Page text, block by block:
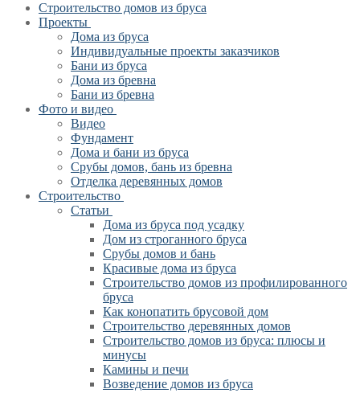
Строительство домов из бруса
Проекты
Дома из бруса
Индивидуальные проекты заказчиков
Бани из бруса
Дома из бревна
Бани из бревна
Фото и видео
Видео
Фундамент
Дома и бани из бруса
Срубы домов, бань из бревна
Отделка деревянных домов
Строительство
Статьи
Дома из бруса под усадку
Дом из строганного бруса
Срубы домов и бань
Красивые дома из бруса
Строительство домов из профилированного
бруса
Как конопатить брусовой дом
Строительство деревянных домов
Строительство домов из бруса: плюсы и
минусы
Камины и печи
Возведение домов из бруса